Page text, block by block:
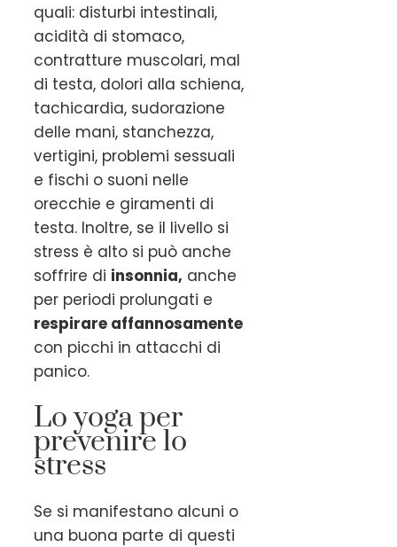
quali: disturbi intestinali,
acidità di stomaco,
contratture muscolari, mal
di testa, dolori alla schiena,
tachicardia, sudorazione
delle mani, stanchezza,
vertigini, problemi sessuali
e fischi o suoni nelle
orecchie e giramenti di
testa. Inoltre, se il livello si
stress è alto si può anche
soffrire di insonnia, anche
per periodi prolungati e
respirare affannosamente
con picchi in attacchi di
panico.
Lo yoga per
prevenire lo
stress
Se si manifestano alcuni o
una buona parte di questi